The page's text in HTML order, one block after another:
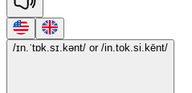
/ɪn.ˈtɒk.sɪ.kənt/ or /in.tok.si.kēnt/